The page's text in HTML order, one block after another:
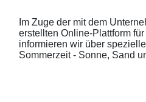
Im Zuge der mit dem
erstellten Online-Plattform
informieren wir über
Sommerzeit - Sonne, Sand